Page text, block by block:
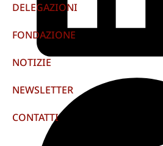
DELEGAZIONI
FONDAZIONE
NOTIZIE
NEWSLETTER
CONTATTI